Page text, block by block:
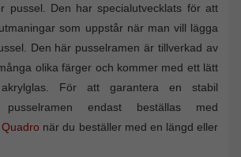
pussel. Den har specialutvecklats för att
som uppstår när man vill lägga
Den här pusselramen är tillverkad av
olika färger och kommer med ett lätt
För att garantera en stabil
endast beställas med
när du beställer med en längd eller